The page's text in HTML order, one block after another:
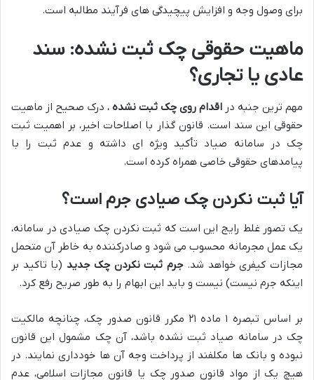
برای وصول وجه و افزایش پیچیدگی های فرآیند مطالبه است.
ماهیت حقوقی چک ثبت نشده: سند
عادی یا تجاری؟
مهم ترین جنبه در اقدام روی چک ثبت نشده ، درک صحیح از ماهیت
حقوقی این سند است. قانون گذار با اصلاحات اخیر، بر اهمیت ثبت
چک در سامانه صیاد تأکید ویژه ای داشته و عدم ثبت را با
پیامدهای حقوقی خاصی همراه کرده است.
آیا ثبت نکردن چک صیادی جرم است؟
یک تصور غلط رایج این است که ثبت نکردن چک صیادی در سامانه،
یک عمل مجرمانه محسوب می شود و صادرکننده به خاطر آن متحمل
مجازات کیفری خواهد شد.جرم ثبت نکردن چک جدید (با تاکید بر
اینکه جرم نیست) نیست و باید این ابهام را به طور صریح رفع کرد.
بر اساس تبصره ۱ ماده ۲۱ مکرر قانون صدور چک، چنانچه مالکیت
چک در سامانه صیاد ثبت نشده باشد، آن چک مشمول این قانون
نبوده و بانک ها مکلفند از پرداخت وجه آن ها خودداری نمایند. در
هیچ یک از مواد قانون صدور چک یا قانون مجازات اسلامی، عدم